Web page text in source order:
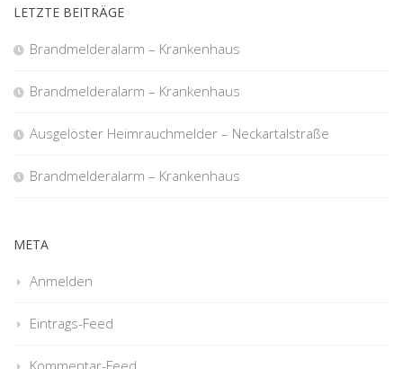
LETZTE BEITRÄGE
Brandmelderalarm – Krankenhaus
Brandmelderalarm – Krankenhaus
Ausgelöster Heimrauchmelder – Neckartalstraße
Brandmelderalarm – Krankenhaus
META
Anmelden
Eintrags-Feed